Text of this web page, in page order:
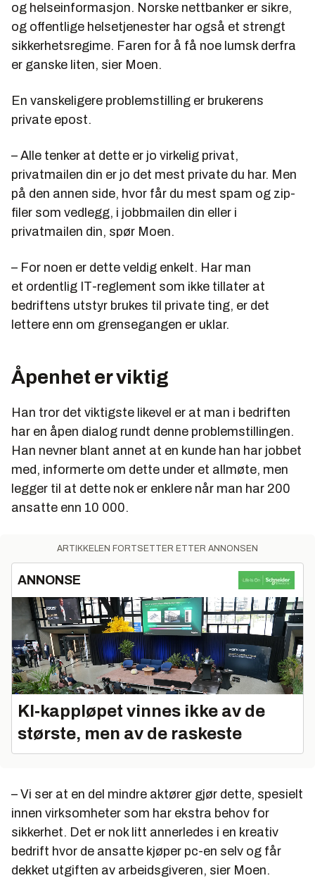
og helseinformasjon. Norske nettbanker er sikre,
og offentlige helsetjenester har også et strengt
sikkerhetsregime. Faren for å få noe lumsk derfra
er ganske liten, sier Moen.
En vanskeligere problemstilling er brukerens
private epost.
– Alle tenker at dette er jo virkelig privat,
privatmailen din er jo det mest private du har. Men
på den annen side, hvor får du mest spam og zip-
filer som vedlegg, i jobbmailen din eller i
privatmailen din, spør Moen.
– For noen er dette veldig enkelt. Har man
et ordentlig IT-reglement som ikke tillater at
bedriftens utstyr brukes til private ting, er det
lettere enn om grensegangen er uklar.
Åpenhet er viktig
Han tror det viktigste likevel er at man i bedriften
har en åpen dialog rundt denne problemstillingen.
Han nevner blant annet at en kunde han har jobbet
med, informerte om dette under et allmøte, men
legger til at dette nok er enklere når man har 200
ansatte enn 10 000.
ARTIKKELEN FORTSETTER ETTER ANNONSEN
ANNONSE
KI‑kappløpet vinnes ikke av de
største, men av de raskeste
– Vi ser at en del mindre aktører gjør dette, spesielt
innen virksomheter som har ekstra behov for
sikkerhet. Det er nok litt annerledes i en kreativ
bedrift hvor de ansatte kjøper pc-en selv og får
dekket utgiften av arbeidsgiveren, sier Moen.